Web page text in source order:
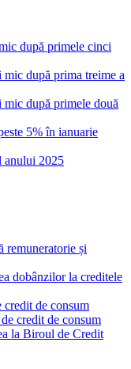
după primele cinci
după prima treime a
după primele două
5% în ianuarie
anului 2025
remuneratorie și
dobânzilor la creditele
de consum
credit de consum
la Biroul de Credit